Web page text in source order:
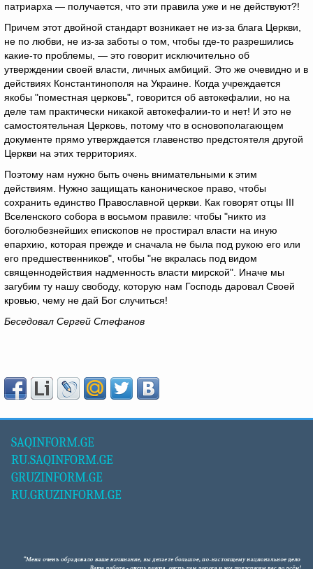
патриарха — получается, что эти правила уже и не действуют?!
Причем этот двойной стандарт возникает не из-за блага Церкви,
не по любви, не из-за заботы о том, чтобы где-то разрешились
какие-то проблемы, — это говорит исключительно об
утверждении своей власти, личных амбиций. Это же очевидно и в
действиях Константинополя на Украине. Когда учреждается
якобы "поместная церковь", говорится об автокефалии, но на
деле там практически никакой автокефалии-то и нет! И это не
самостоятельная Церковь, потому что в основополагающем
документе прямо утверждается главенство предстоятеля другой
Церкви на этих территориях.
Поэтому нам нужно быть очень внимательными к этим
действиям. Нужно защищать каноническое право, чтобы
сохранить единство Православной церкви. Как говорят отцы III
Вселенского собора в восьмом правиле: чтобы "никто из
боголюбезнейших епископов не простирал власти на иную
епархию, которая прежде и сначала не была под рукою его или
его предшественников", чтобы "не вкралась под видом
священнодействия надменность власти мирской". Иначе мы
загубим ту нашу свободу, которую нам Господь даровал Своей
кровью, чему не дай Бог случиться!
Беседовал Сергей Стефанов
SAQINFORM.GE
RU.SAQINFORM.GE
GRUZINFORM.GE
RU.GRUZINFORM.GE